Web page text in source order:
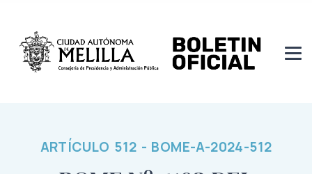
ARTÍCULO 512 - BOME-A-2024-512